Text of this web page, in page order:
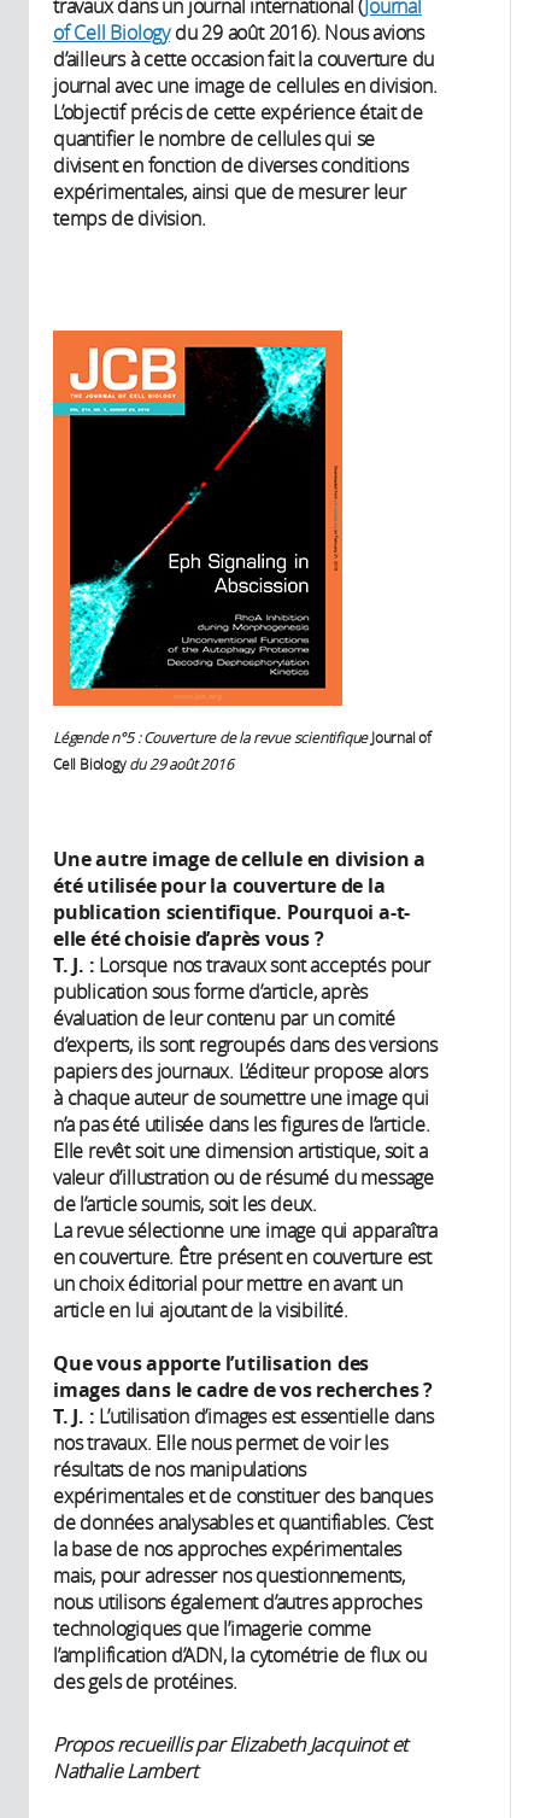
travaux dans un journal international ( Journal
of Cell Biologydu 29 août 2016). Nous avions
d’ailleurs à cette occasion fait la couverture du
journal avec une image de cellules en division.
L’objectif précis de cette expérience était de
quantifier le nombre de cellules qui se
divisent en fonction de diverses conditions
expérimentales, ainsi que de mesurer leur
temps de division.
Légende n°5 : Couverture de la revue scientifiqueJournal of
Cell Biologydu 29 août 2016
Une autre image de cellule en division a
été utilisée pour la couverture de la
publication scientifique. Pourquoi a-t-
elle été choisie d’après vous ?
T. J. : Lorsque nos travaux sont acceptés pour
publication sous forme d’article, après
évaluation de leur contenu par un comité
d’experts, ils sont regroupés dans des versions
papiers des journaux. L’éditeur propose alors
à chaque auteur de soumettre une image qui
n’a pas été utilisée dans les figures de l’article.
Elle revêt soit une dimension artistique, soit a
valeur d’illustration ou de résumé du message
de l’article soumis, soit les deux.
La revue sélectionne une image qui apparaîtra
en couverture. Être présent en couverture est
un choix éditorial pour mettre en avant un
article en lui ajoutant de la visibilité.
Que vous apporte l’utilisation des
images dans le cadre de vos recherches ?
T. J. : L’utilisation d’images est essentielle dans
nos travaux. Elle nous permet de voir les
résultats de nos manipulations
expérimentales et de constituer des banques
de données analysables et quantifiables. C’est
la base de nos approches expérimentales
mais, pour adresser nos questionnements,
nous utilisons également d’autres approches
technologiques que l’imagerie comme
l’amplification d’ADN, la cytométrie de flux ou
des gels de protéines.
Propos recueillis par Elizabeth Jacquinot et
Nathalie Lambert